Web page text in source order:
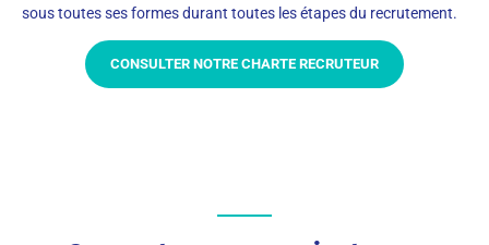
sous toutes ses formes durant toutes les étapes du recrutement.
CONSULTER NOTRE CHARTE RECRUTEUR